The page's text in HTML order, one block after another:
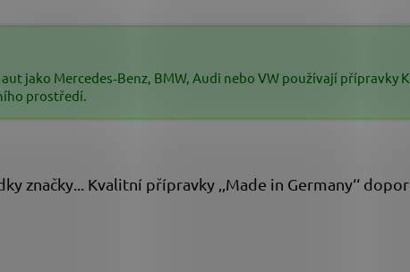
jako Mercedes‑Benz, BMW, Audi nebo VW používají přípravky
prostředí.
značky... Kvalitní přípravky ‚‚Made in Germany‘‘